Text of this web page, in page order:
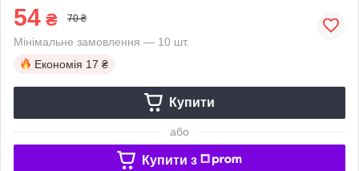
54 ₴ 70 ₴
Мінімальне замовлення — 10 шт.
Економія 17 ₴
Купити
або
Купити з